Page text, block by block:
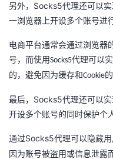
动
关
注
的
开
发
者
学
我
的
Programs
我
的
支
持
另外， Socks5代理还可以
一浏览器上开设多个账号进
电商平台通常会通过浏览器
号，而使用Socks5代理可以
的，避免因为缓存和Cookie
最后， Socks5代理还可以
开设多个账号的同时保护个
通过Socks5代理可以隐藏
因为账号被盗用或信息泄露